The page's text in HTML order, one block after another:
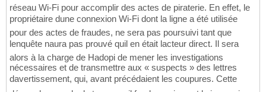
réseau Wi-Fi pour accomplir des actes de piraterie. En effet, le
propriétaire dune connexion Wi-Fi dont la ligne a été utilisée
pour des actes de fraudes, ne sera pas poursuivi tant que
lenquête naura pas prouvé quil en était lacteur direct. Il sera
alors à la charge de Hadopi de mener les investigations
nécessaires et de transmettre aux « suspects » des lettres
davertissement, qui, avant précédaient les coupures. Cette